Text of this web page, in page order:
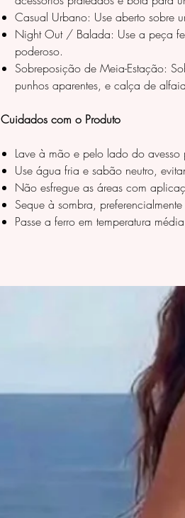
Casual Urbano: Use aberto sobre
Night Out / Balada: Use a peça
poderoso.
Sobreposição de Meia-Estação:
punhos aparentes, e calça de
Cuidados com o Produto
Lave à mão e pelo lado do
Use água fria e sabão neutro,
Não esfregue as áreas com
Seque à sombra,
Passe a ferro em temperatura